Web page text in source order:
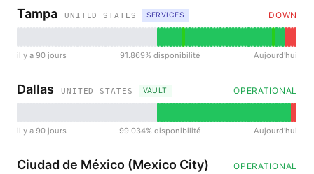
Tampa UNITED STATES SERVICES DOWN
il y a 90 jours 91.869% disponibilité Aujourd'hui
Dallas UNITED STATES VAULT OPERATIONAL
il y a 90 jours 99.034% disponibilité Aujourd'hui
Ciudad de México (Mexico City) OPERATIONAL